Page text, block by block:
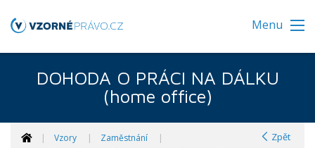
Menu
DOHODA O PRÁCI NA DÁLKU
(home office)
Vzory
Zaměstnání
Zpět